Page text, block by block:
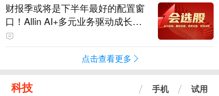
财报季或将是下半年最好的配置窗
口！Allin AI+多元业务驱动成长；
领先数智技术服务商，AI带来新机
遇
点击查看更多
科技 手机 试用